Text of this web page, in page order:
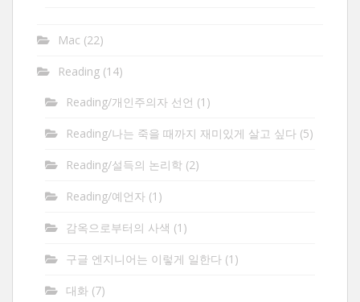
Mac (22)
Reading (14)
Reading/개인주의자 선언 (1)
Reading/나는 죽을 때까지 재미있게 살고 싶다 (5)
Reading/설득의 논리학 (2)
Reading/예언자 (1)
감옥으로부터의 사색 (1)
구글 엔지니어는 이렇게 일한다 (1)
대화 (7)